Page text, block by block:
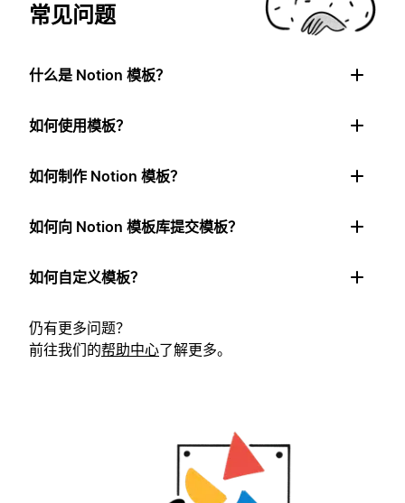
常见问题
什么是 Notion 模板？
如何使用模板？
如何制作 Notion 模板？
如何向 Notion 模板库提交模板？
如何自定义模板？
仍有更多问题？
前往我们的帮助中心了解更多。